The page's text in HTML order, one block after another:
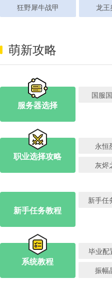
狂野犀牛战甲 龙王
萌新攻略
服务器选择
国服
职业选择攻略
永恒
灰烬
新手任务教程
新手任
系统教程
毕业配
振幅